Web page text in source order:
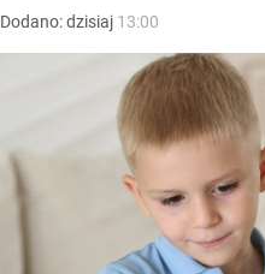
Dodano:dzisiaj 13:00